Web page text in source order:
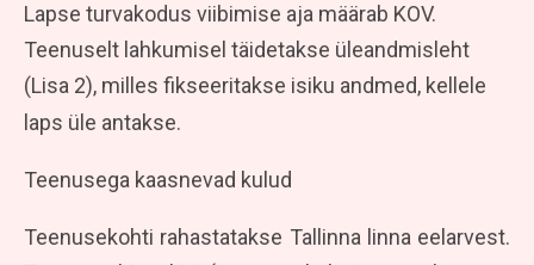
Lapse turvakodus viibimise aja määrab KOV.
Teenuselt lahkumisel täidetakse üleandmisleht
(Lisa 2), milles fikseeritakse isiku andmed, kellele
laps üle antakse.
Teenusega kaasnevad kulud
Teenusekohti rahastatakse Tallinna linna eelarvest.